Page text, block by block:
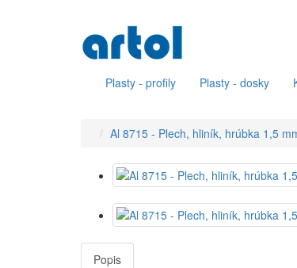
Plasty - profily Plasty - dosky
Al 8715 - Plech, hliník, hrúbka 1,5
Popis